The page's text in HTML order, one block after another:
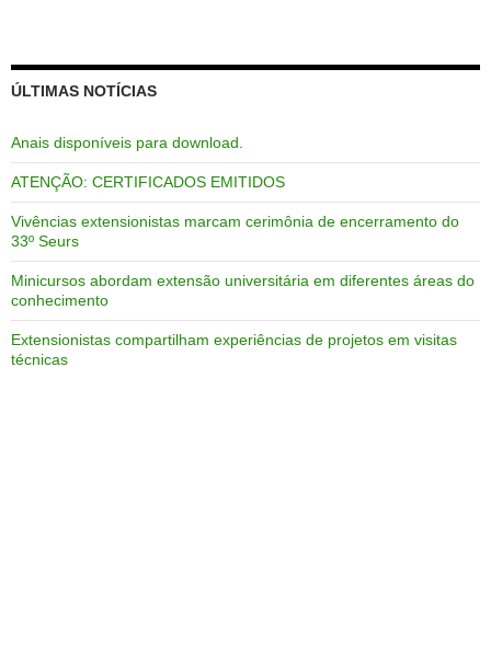
ÚLTIMAS NOTÍCIAS
Anais disponíveis para download.
ATENÇÃO: CERTIFICADOS EMITIDOS
Vivências extensionistas marcam cerimônia de encerramento do
33º Seurs
Minicursos abordam extensão universitária em diferentes áreas do
conhecimento
Extensionistas compartilham experiências de projetos em visitas
técnicas